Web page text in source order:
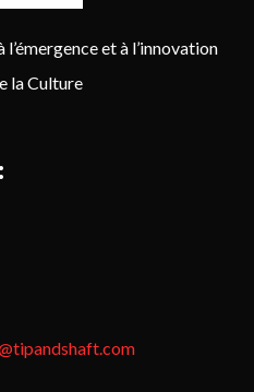
et à l’innovation
la Culture